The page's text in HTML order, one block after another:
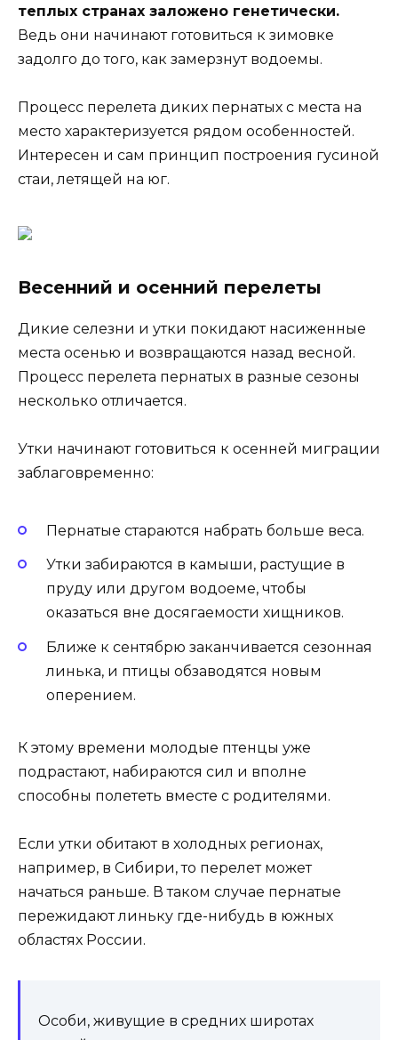
теплых странах заложено генетически.
Ведь они начинают готовиться к зимовке
задолго до того, как замерзнут водоемы.
Процесс перелета диких пернатых с места на
место характеризуется рядом особенностей.
Интересен и сам принцип построения гусиной
стаи, летящей на юг.
Весенний и осенний перелеты
Дикие селезни и утки покидают насиженные
места осенью и возвращаются назад весной.
Процесс перелета пернатых в разные сезоны
несколько отличается.
Утки начинают готовиться к осенней миграции
заблаговременно:
Пернатые стараются набрать больше веса.
Утки забираются в камыши, растущие в
пруду или другом водоеме, чтобы
оказаться вне досягаемости хищников.
Ближе к сентябрю заканчивается сезонная
линька, и птицы обзаводятся новым
оперением.
К этому времени молодые птенцы уже
подрастают, набираются сил и вполне
способны полететь вместе с родителями.
Если утки обитают в холодных регионах,
например, в Сибири, то перелет может
начаться раньше. В таком случае пернатые
пережидают линьку где-нибудь в южных
областях России.
Особи, живущие в средних широтах